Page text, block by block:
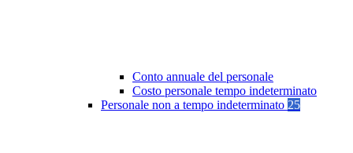
Conto annuale del personale
Costo personale tempo indeterminato
Personale non a tempo indeterminato 25